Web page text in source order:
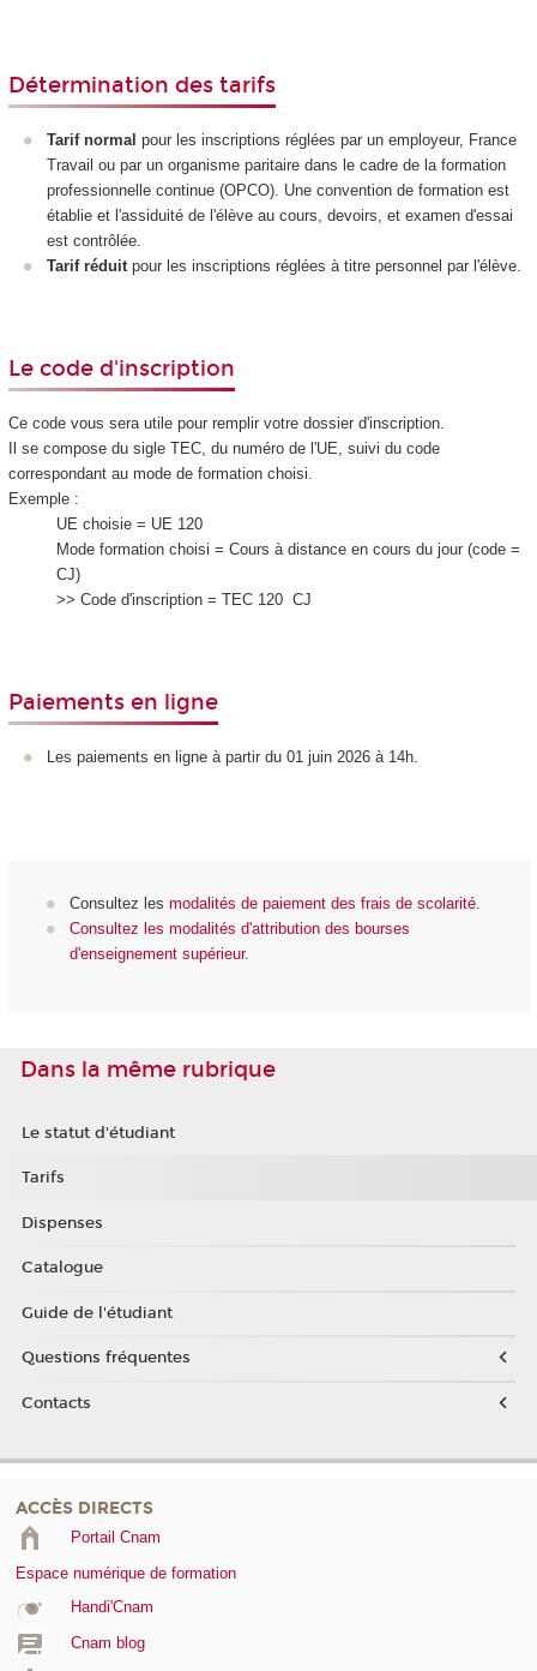
Détermination des tarifs
Tarif normal pour les inscriptions réglées par un employeur, France
Travail ou par un organisme paritaire dans le cadre de la formation
professionnelle continue (OPCO). Une convention de formation est
établie et l'assiduité de l'élève au cours, devoirs, et examen d'essai
est contrôlée.
Tarif réduitpour les inscriptions réglées à titre personnel par l'élève.
Le code d'inscription
Ce code vous sera utile pour remplir votre dossier d'inscription.
Il se compose du sigle TEC, du numéro de l'UE, suivi du code
correspondant au mode de formation choisi.
Exemple :
UE choisie = UE 120
Mode formation choisi = Cours à distance en cours du jour (code =
CJ)
>> Code d'inscription = TEC 120 CJ
Paiements en ligne
Les paiements en ligne à partir du 01 juin 2026 à 14h.
Consultez les modalités de paiement des frais de scolarité.
Consultez les modalités d'attribution des bourses
d'enseignement supérieur.
Dans la même rubrique
Le statut d'étudiant
Tarifs
Dispenses
Catalogue
Guide de l'étudiant
Questions fréquentes
Contacts
ACCÈS DIRECTS
Portail Cnam
Espace numérique de formation
Handi'Cnam
Cnam blog